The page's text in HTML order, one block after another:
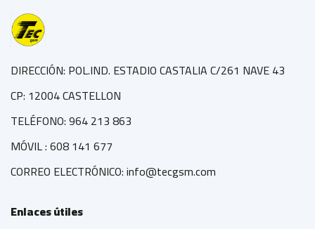
DIRECCIÓN: POL.IND. ESTADIO CASTALIA C/261 NAVE 43
CP: 12004 CASTELLON
TELÉFONO: 964 213 863
MÓVIL : 608 141 677
CORREO ELECTRÓNICO: info@tecgsm.com
Enlaces útiles